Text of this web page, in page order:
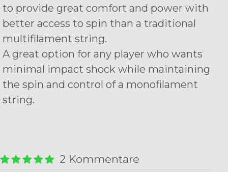
to provide great comfort and power with
better access to spin than a traditional
multifilament string.
A great option for any player who wants
minimal impact shock while maintaining
the spin and control of a monofilament
string.
2 Kommentare